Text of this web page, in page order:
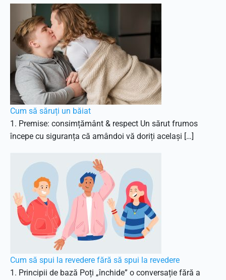
Cum să săruți un băiat
1. Premise: consimțământ & respect Un sărut frumos
începe cu siguranța că amândoi vă doriți același […]
Cum să spui la revedere fără să spui la revedere
1. Principii de bază Poți „închide” o conversație fără a